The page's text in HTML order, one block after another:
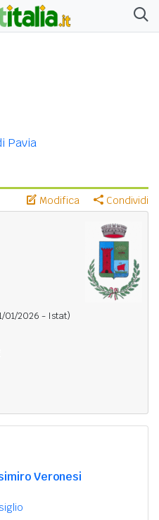
Pavia
Modifica Condividi
01/2026 - Istat)
Veronesi